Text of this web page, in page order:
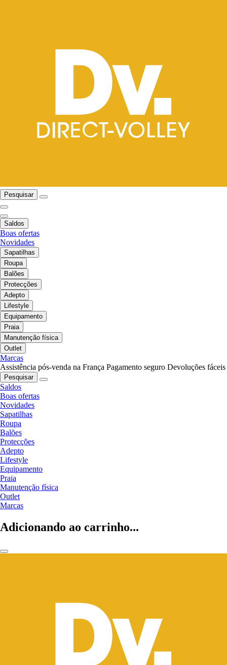
Pesquisar
Saldos
Boas ofertas
Novidades
Sapatilhas
Roupa
Balões
Protecções
Adepto
Lifestyle
Equipamento
Praia
Manutenção física
Outlet
Marcas
Assistência pós-venda na França Pagamento seguro Devoluções fáceis
Pesquisar
Saldos
Boas ofertas
Novidades
Sapatilhas
Roupa
Balões
Protecções
Adepto
Lifestyle
Equipamento
Praia
Manutenção física
Outlet
Marcas
Adicionando ao carrinho...